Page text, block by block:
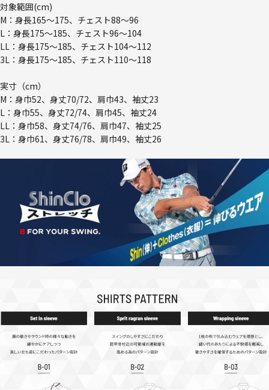
対象範囲(cm)
M：身長165～175、チェスト88～96
L：身長175～185、チェスト96～104
LL：身長175～185、チェスト104～112
3L：身長175～185、チェスト110～118
実寸（cm）
M：身巾52、身丈70/72、肩巾43、袖丈23
L：身巾55、身丈72/74、肩巾45、袖丈24
LL：身巾58、身丈74/76、肩巾47、袖丈25
3L：身巾61、身丈76/78、肩巾49、袖丈26